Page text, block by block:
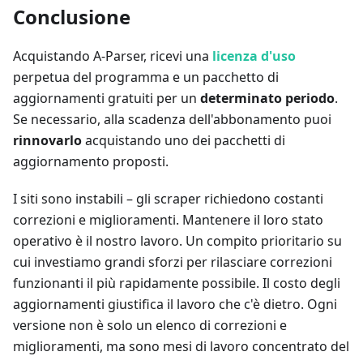
Conclusione
Acquistando A-Parser, ricevi una licenza d'uso
perpetua del programma e un pacchetto di
aggiornamenti gratuiti per un determinato periodo.
Se necessario, alla scadenza dell'abbonamento puoi
rinnovarloacquistando uno dei pacchetti di
aggiornamento proposti.
I siti sono instabili – gli scraper richiedono costanti
correzioni e miglioramenti. Mantenere il loro stato
operativo è il nostro lavoro. Un compito prioritario su
cui investiamo grandi sforzi per rilasciare correzioni
funzionanti il più rapidamente possibile. Il costo degli
aggiornamenti giustifica il lavoro che c'è dietro. Ogni
versione non è solo un elenco di correzioni e
miglioramenti, ma sono mesi di lavoro concentrato del